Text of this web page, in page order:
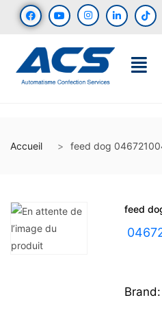
Accueil feed dog
feed
Brand: